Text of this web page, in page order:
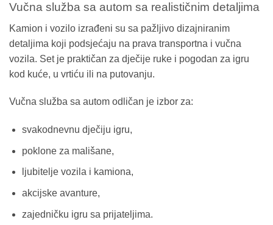
Vučna služba sa autom sa realističnim detaljima
Kamion i vozilo izrađeni su sa pažljivo dizajniranim
detaljima koji podsjećaju na prava transportna i vučna
vozila. Set je praktičan za dječije ruke i pogodan za igru
kod kuće, u vrtiću ili na putovanju.
Vučna služba sa autom odličan je izbor za:
svakodnevnu dječiju igru,
poklone za mališane,
ljubitelje vozila i kamiona,
akcijske avanture,
zajedničku igru sa prijateljima.